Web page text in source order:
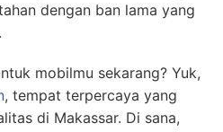
dengan ban lama yang
mobilmu sekarang? Yuk,
, tempat terpercaya yang
di Makassar. Di sana,